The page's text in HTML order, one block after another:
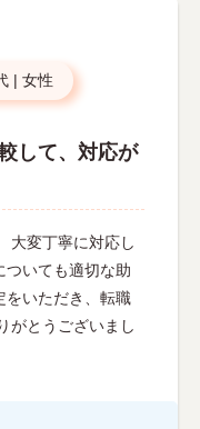
| 女性
して、対応が
大変丁寧に対応し
ついても適切な助
をいただき、転職
がとうございまし